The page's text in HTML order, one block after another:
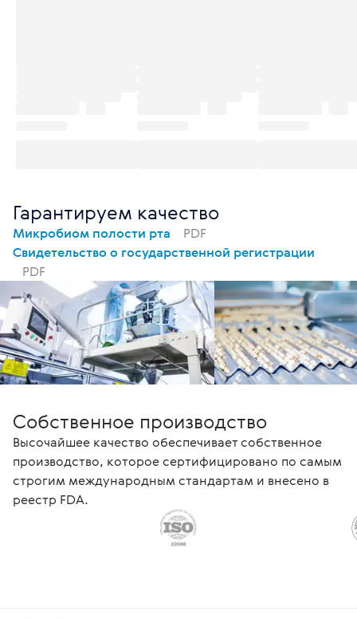
Гарантируем качество
Микробиом полости рта
PDF
Свидетельство о государственной регистрации
PDF
Собственное производство
Высочайшее качество обеспечивает собственное
производство, которое сертифицировано по самым
строгим международным стандартам и внесено в
реестр FDA.